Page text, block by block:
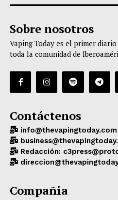
Sobre nosotros
Vaping Today es el primer
toda la comunidad de
Contáctenos
info@thevapingtoday.com
Redacción:
Compañia